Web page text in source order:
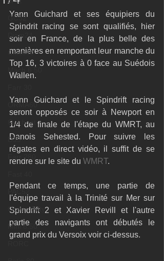
GC32
Diam24
Class40
Mach 6.50
ORMA60
Gunboat
D35
Farr 280
Ocean Fifty
Mini 6.50
Yann Guichard et ses équipiers du
Spindrit racing se sont qualifiés, hier
soir en France, de la plus belle des
manières en remportant leur manche du
Top 16, 3 victoires à 0 face au Suédois
Wallen.
Yann Guichard et le Spindrift racing
seront opposés ce soir à Newport en
1/4 de finale de l'étape du WMRT, au
Danois Sehested. Pour suivre les
régates en direct vidéo, il suffit de se
rendre sur le site du WMRT.
Pendant ce temps, une partie de
l'équipe travail à la Trinité sur Mer sur
Spindrift 2 et Xavier Revill et l'autre
partie des navigants ont débutés le
grand prix du Versoix voir ci-dessus.